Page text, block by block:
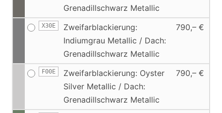
Grenadillschwarz Metallic
X30E
Zweifarblackierung:
Indiumgrau Metallic / Dach:
Grenadillschwarz Metallic
790,– €
F00E
Zweifarblackierung: Oyster
Silver Metallic / Dach:
Grenadillschwarz Metallic
790,– €